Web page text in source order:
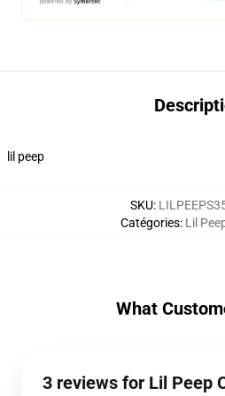
lil peep
SKU:
Catégories: Lil
What
3 reviews for Lil Peep